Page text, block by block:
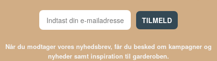
TILMELD
Når du modtager vores nyhedsbrev, får du besked om kampagner og
nyheder samt inspiration til garderoben.